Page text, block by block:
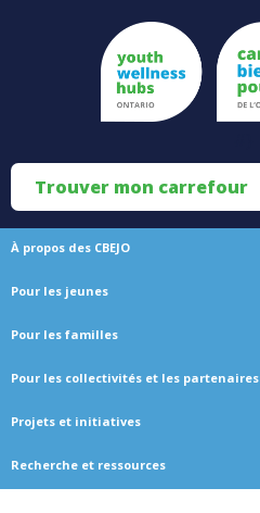
Top
Menu
Trouver mon carrefour
Main
À propos des CBEJO
Pour les jeunes
Pour les familles
Pour les collectivités et les partenaires
Projets et initiatives
Recherche et ressources